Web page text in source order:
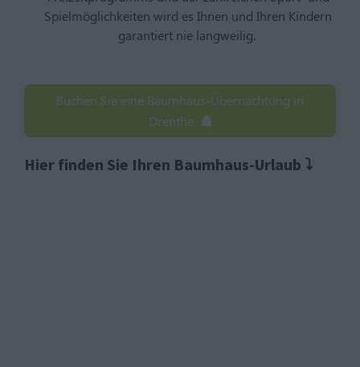
Spielmöglichkeiten wird es Ihnen und Ihren Kindern
garantiert nie langweilig.
Buchen Sie eine Baumhaus-Übernachtung in
Drenthe
Hier finden Sie Ihren Baumhaus-Urlaub ⤵